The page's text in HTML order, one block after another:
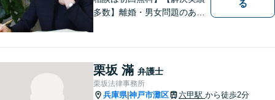
多数】離婚・男女問題のあら
します。【土日祝日・夜間の
ご相談も対応可】【完全個室
／お子様同伴でも大丈夫で
る
栗坂 滿 弁護士
栗坂法律事務所
兵庫県|神戸市灘区 六甲駅 から徒歩2分